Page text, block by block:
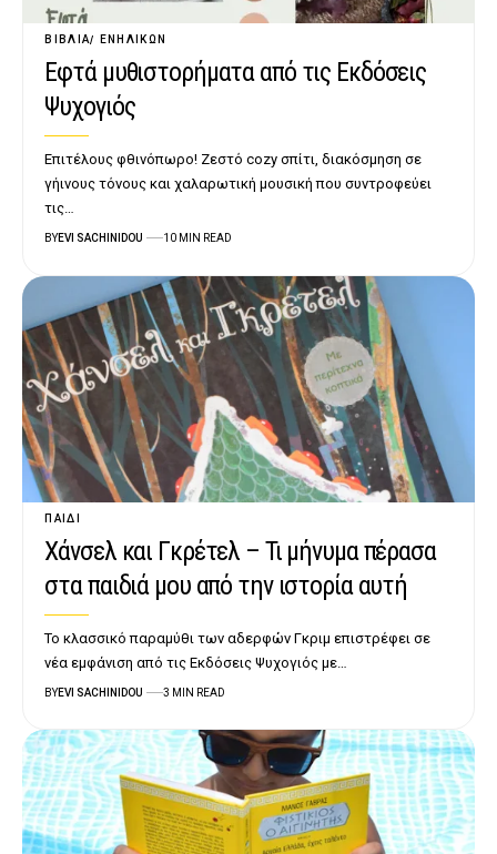
ΒΙΒΛΊΑ ΕΝΗΛΊΚΩΝ
Εφτά μυθιστορήματα από τις Εκδόσεις
Ψυχογιός
Επιτέλους φθινόπωρο! Ζεστό cozy σπίτι, διακόσμηση σε
γήινους τόνους και χαλαρωτική μουσική που συντροφεύει
τις…
BYEVI SACHINIDOU 10 MIN READ
ΠΑΙΔΊ
Χάνσελ και Γκρέτελ – Τι μήνυμα πέρασα
στα παιδιά μου από την ιστορία αυτή
Το κλασσικό παραμύθι των αδερφών Γκριμ επιστρέφει σε
νέα εμφάνιση από τις Εκδόσεις Ψυχογιός με…
BYEVI SACHINIDOU 3 MIN READ